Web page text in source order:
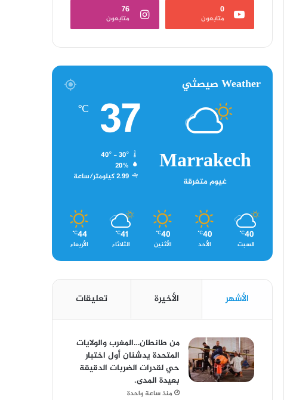
0
متابعون
76
متابعون
Weather صيصثي
Marrakech
غيوم متفرقة
37
℃
40º - 30º
20%
2.99 كيلومتر/ساعة
40
℃
السبت
40
℃
الأحد
40
℃
الأثنين
41
℃
الثلاثاء
44
℃
الأربعاء
الأشهر الأخيرة تعليقات
من طانطان…المغرب والولايات
المتحدة يدشنان أول اختبار
حي لقدرات الضربات الدقيقة
بعيدة المدى.
منذ ساعة واحدة